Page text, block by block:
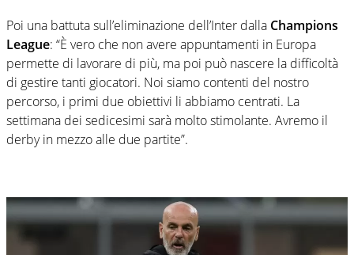
Poi una battuta sull’eliminazione dell’Inter dalla Champions
League: “È vero che non avere appuntamenti in Europa
permette di lavorare di più, ma poi può nascere la difficoltà
di gestire tanti giocatori. Noi siamo contenti del nostro
percorso, i primi due obiettivi li abbiamo centrati. La
settimana dei sedicesimi sarà molto stimolante. Avremo il
derby in mezzo alle due partite”.